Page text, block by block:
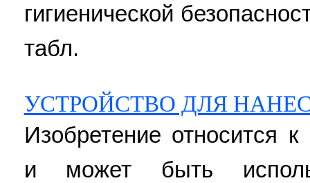
гигиенической
табл.
УСТРОЙСТВО ДЛЯ
Изобретение относится
и может быть